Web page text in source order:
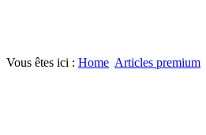
Vous êtes ici : Home Articles premium